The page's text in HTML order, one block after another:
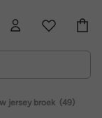
jersey broek (49)